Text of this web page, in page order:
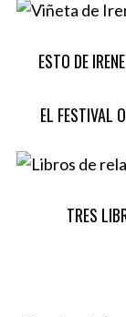
ESTO DE
EL FESTIVAL
TRES